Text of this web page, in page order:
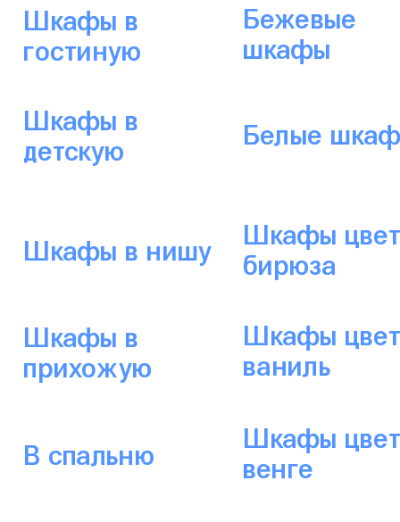
Шкафы в
гостиную
Бежевые
шкафы
Шкафы в
детскую
Белые
Шкафы в нишу
Шкафы
бирюза
Шкафы в
прихожую
Шкафы
ваниль
В спальню
Шкафы
венге